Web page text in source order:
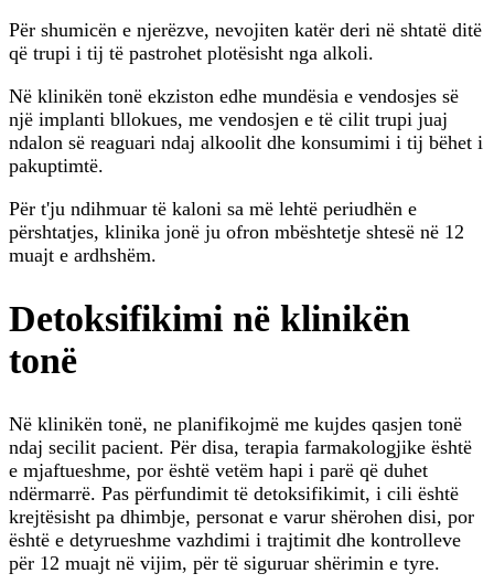
Për shumicën e njerëzve, nevojiten katër deri në shtatë ditë
që trupi i tij të pastrohet plotësisht nga alkoli.
Në klinikën tonë ekziston edhe mundësia e vendosjes së
një implanti bllokues, me vendosjen e të cilit trupi juaj
ndalon së reaguari ndaj alkoolit dhe konsumimi i tij bëhet i
pakuptimtë.
Për t'ju ndihmuar të kaloni sa më lehtë periudhën e
përshtatjes, klinika jonë ju ofron mbështetje shtesë në 12
muajt e ardhshëm.
Detoksifikimi në klinikën
tonë
Në klinikën tonë, ne planifikojmë me kujdes qasjen tonë
ndaj secilit pacient. Për disa, terapia farmakologjike është
e mjaftueshme, por është vetëm hapi i parë që duhet
ndërmarrë. Pas përfundimit të detoksifikimit, i cili është
krejtësisht pa dhimbje, personat e varur shërohen disi, por
është e detyrueshme vazhdimi i trajtimit dhe kontrolleve
për 12 muajt në vijim, për të siguruar shërimin e tyre.